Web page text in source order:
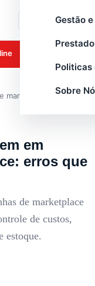
Gestão
Politicas
Sobre
marketplace: erros que
em
erros que
de marketplace
de custos,
estoque.